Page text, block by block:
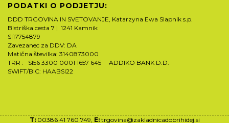
PODATKI O PODJETJU:
DDD TRGOVINA IN SVETOVANJE, Katarzyna Ewa Slapnik s.p.
Bistriška cesta 7 | 1241 Kamnik
SI17754879
Zavezanec za DDV: DA
Matična številka: 3140873000
TRR : SI56 3300 0001 1657 645 ADDIKO BANK D.D.
SWIFT/BIC: HAABSI22
T:00386 41 760 749, E: trgovina@zakladnicadobrihidej.si